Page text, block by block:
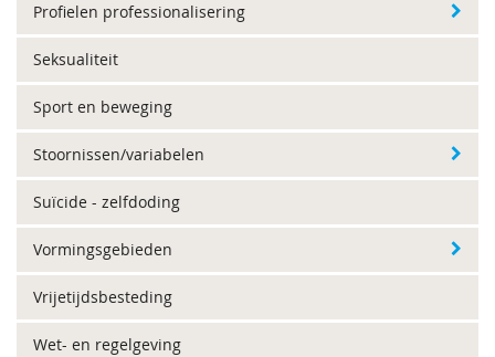
Profielen professionalisering
Seksualiteit
Sport en beweging
Stoornissen/variabelen
Suïcide - zelfdoding
Vormingsgebieden
Vrijetijdsbesteding
Wet- en regelgeving